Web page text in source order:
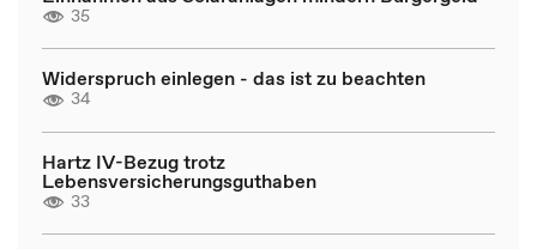
35
Widerspruch einlegen - das ist zu beachten
34
Hartz IV-Bezug trotz
Lebensversicherungsguthaben
33